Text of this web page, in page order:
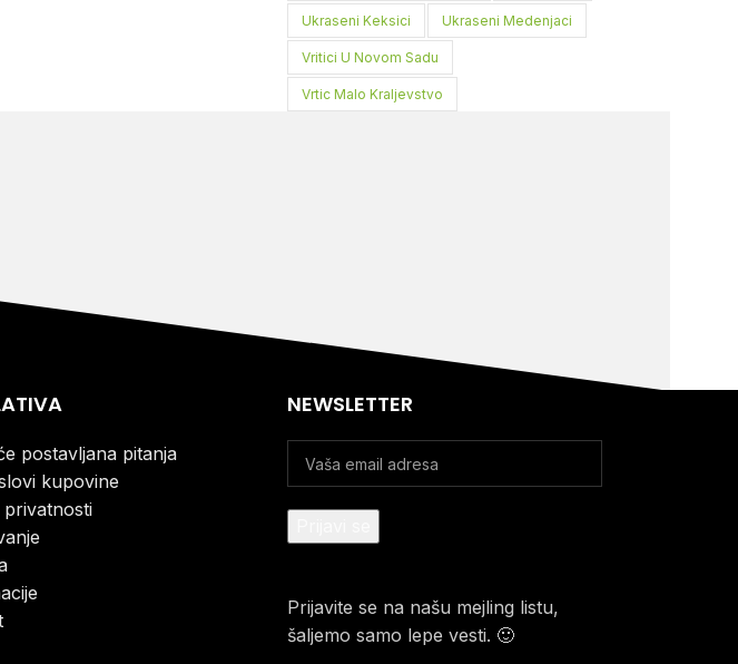
Ukraseni Keksici Ukraseni Medenjaci
Vritici U Novom Sadu
Vrtic Malo Kraljevstvo
postavljana pitanja
kupovine
privatnosti
NEWSLETTER
Prijavite se na našu mejling listu,
šaljemo samo lepe vesti. 🙂